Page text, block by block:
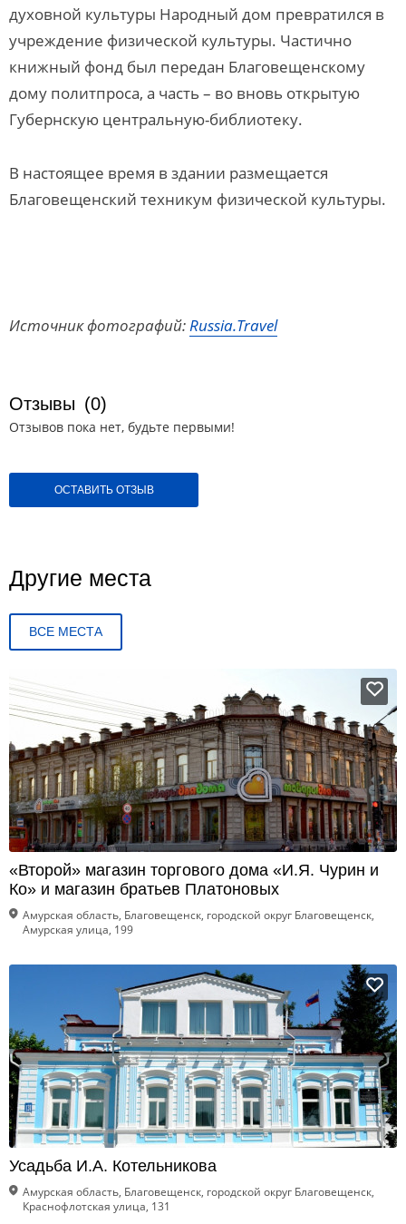
духовной культуры Народный дом превратился в
учреждение физической культуры. Частично
книжный фонд был передан Благовещенскому
дому политпроса, а часть – во вновь открытую
Губернскую центральную-библиотеку.
В настоящее время в здании размещается
Благовещенский техникум физической культуры.
Источник фотографий:Russia.Travel
Отзывы (0)
Отзывов пока нет, будьте первыми!
ОСТАВИТЬ ОТЗЫВ
Другие места
ВСЕ МЕСТА
«Второй» магазин торгового дома «И.Я. Чурин и
Ко» и магазин братьев Платоновых
Амурская область, Благовещенск, городской округ Благовещенск,
Амурская улица, 199
Усадьба И.А. Котельникова
Амурская область, Благовещенск, городской округ Благовещенск,
Краснофлотская улица, 131